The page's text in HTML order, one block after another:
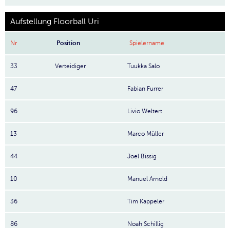
Aufstellung Floorball Uri
Nr Position Spielername
33 Verteidiger Tuukka Salo
47 Fabian Furrer
96 Livio Weltert
13 Marco Müller
44 Joel Bissig
10 Manuel Arnold
36 Tim Kappeler
86 Noah Schillig